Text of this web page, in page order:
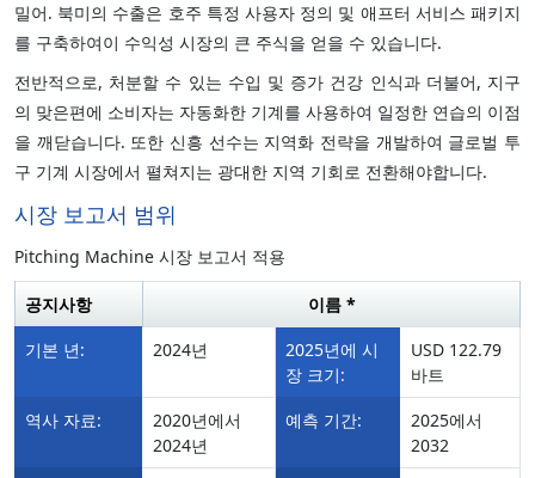
밀어. 북미의 수출은 호주 특정 사용자 정의 및 애프터 서비스 패키지
를 구축하여이 수익성 시장의 큰 주식을 얻을 수 있습니다.
전반적으로, 처분할 수 있는 수입 및 증가 건강 인식과 더불어, 지구
의 맞은편에 소비자는 자동화한 기계를 사용하여 일정한 연습의 이점
을 깨닫습니다. 또한 신흥 선수는 지역화 전략을 개발하여 글로벌 투
구 기계 시장에서 펼쳐지는 광대한 지역 기회로 전환해야합니다.
시장 보고서 범위
Pitching Machine 시장 보고서 적용
공지사항
이름 *
기본 년:
2024년
2025년에 시
장 크기:
USD 122.79
바트
역사 자료:
2020년에서
2024년
예측 기간:
2025에서
2032